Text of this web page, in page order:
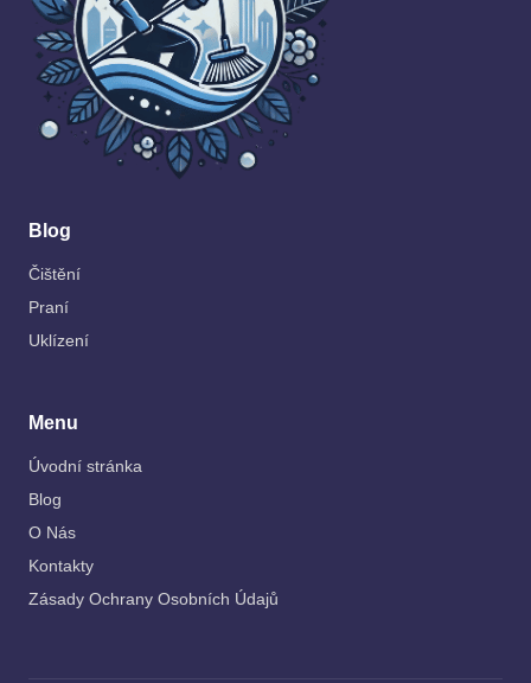
Blog
Čištění
Praní
Uklízení
Menu
Úvodní stránka
Blog
O Nás
Kontakty
Zásady Ochrany Osobních Údajů